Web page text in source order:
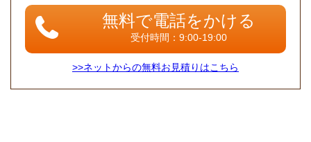
無料で電話をかける
受付時間：9:00-19:00
>>ネットからの無料お見積りはこちら